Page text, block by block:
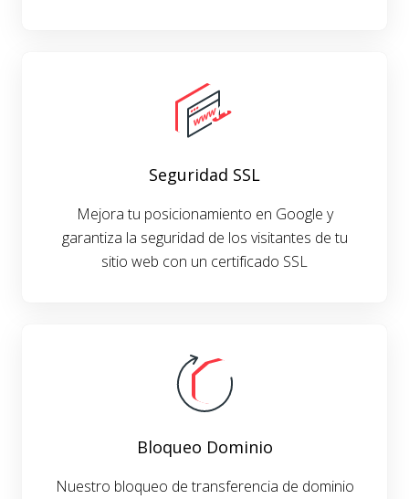
Seguridad SSL
Mejora tu posicionamiento en Google y
garantiza la seguridad de los visitantes de tu
sitio web con un certificado SSL
Bloqueo Dominio
Nuestro bloqueo de transferencia de dominio